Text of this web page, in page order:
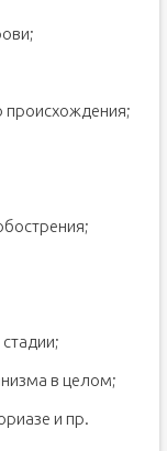
происхождения;
в целом;
и пр.